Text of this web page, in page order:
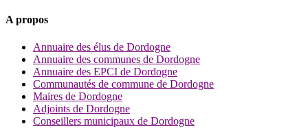
A propos
Annuaire des élus de Dordogne
Annuaire des communes de Dordogne
Annuaire des EPCI de Dordogne
Communautés de commune de Dordogne
Maires de Dordogne
Adjoints de Dordogne
Conseillers municipaux de Dordogne